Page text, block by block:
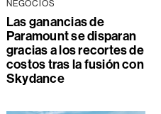
NEGOCIOS
Las ganancias de
Paramount se disparan
gracias a los recortes de
costos tras la fusión con
Skydance